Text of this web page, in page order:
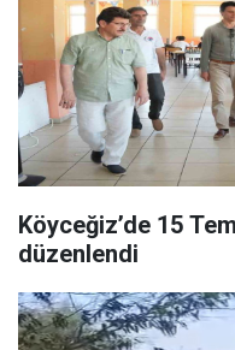
Köyceğiz’de 15
düzenlendi